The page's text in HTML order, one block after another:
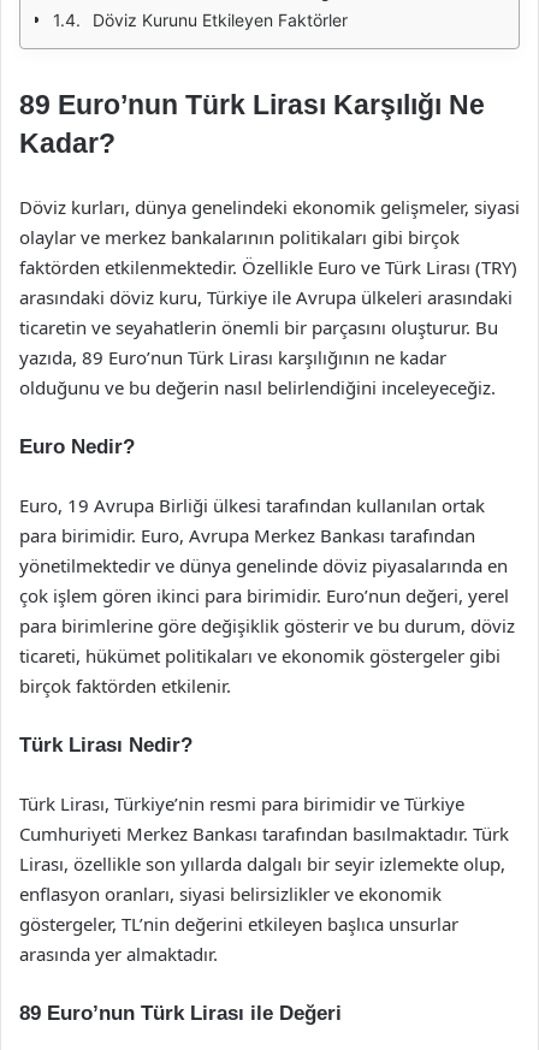
Döviz Kurunu Etkileyen Faktörler
89 Euro’nun Türk Lirası Karşılığı Ne
Kadar?
Döviz kurları, dünya genelindeki ekonomik gelişmeler, siyasi
olaylar ve merkez bankalarının politikaları gibi birçok
faktörden etkilenmektedir. Özellikle Euro ve Türk Lirası (TRY)
arasındaki döviz kuru, Türkiye ile Avrupa ülkeleri arasındaki
ticaretin ve seyahatlerin önemli bir parçasını oluşturur. Bu
yazıda, 89 Euro’nun Türk Lirası karşılığının ne kadar
olduğunu ve bu değerin nasıl belirlendiğini inceleyeceğiz.
Euro Nedir?
Euro, 19 Avrupa Birliği ülkesi tarafından kullanılan ortak
para birimidir. Euro, Avrupa Merkez Bankası tarafından
yönetilmektedir ve dünya genelinde döviz piyasalarında en
çok işlem gören ikinci para birimidir. Euro’nun değeri, yerel
para birimlerine göre değişiklik gösterir ve bu durum, döviz
ticareti, hükümet politikaları ve ekonomik göstergeler gibi
birçok faktörden etkilenir.
Türk Lirası Nedir?
Türk Lirası, Türkiye’nin resmi para birimidir ve Türkiye
Cumhuriyeti Merkez Bankası tarafından basılmaktadır. Türk
Lirası, özellikle son yıllarda dalgalı bir seyir izlemekte olup,
enflasyon oranları, siyasi belirsizlikler ve ekonomik
göstergeler, TL’nin değerini etkileyen başlıca unsurlar
arasında yer almaktadır.
89 Euro’nun Türk Lirası ile Değeri